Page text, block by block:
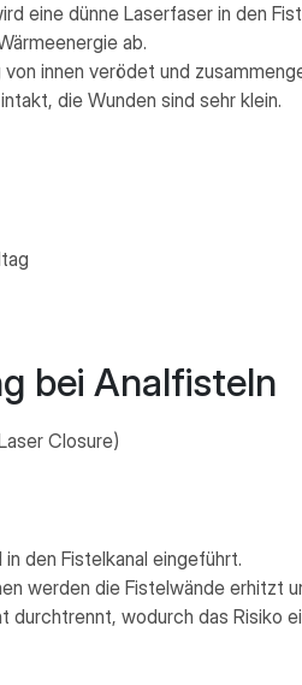
eine dünne Laserfaser in den
ab.
innen verödet und
die Wunden sind sehr klein.
bei Analfisteln
Closure)
den Fistelkanal eingeführt.
werden die Fistelwände erhitzt
durchtrennt, wodurch das Risiko